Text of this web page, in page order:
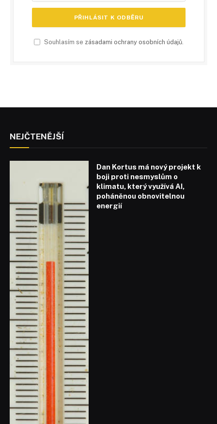
Souhlasím se zásadami ochrany osobních údajů
NEJČTENĚJŠÍ
Dan Kortus má nový projekt k
boji proti nesmyslům o
klimatu, který využívá AI,
poháněnou obnovitelnou
energií